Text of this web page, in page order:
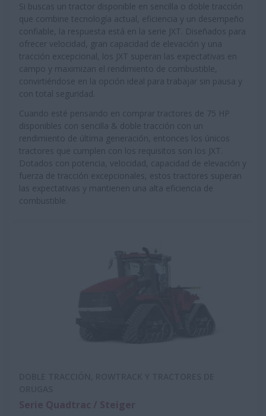
Si buscas un tractor disponible en sencilla o doble tracción
que combine tecnología actual, eficiencia y un desempeño
confiable, la respuesta está en la serie JXT. Diseñados para
ofrecer velocidad, gran capacidad de elevación y una
tracción excepcional, los JXT superan las expectativas en
campo y maximizan el rendimiento de combustible,
convirtiéndose en la opción ideal para trabajar sin pausa y
con total seguridad.
Cuando esté pensando en comprar tractores de 75 HP
disponibles con sencilla & doble tracción con un
rendimiento de última generación, entonces los únicos
tractores que cumplen con los requisitos son los JXT.
Dotados con potencia, velocidad, capacidad de elevación y
fuerza de tracción excepcionales, estos tractores superan
las expectativas y mantienen una alta eficiencia de
combustible.